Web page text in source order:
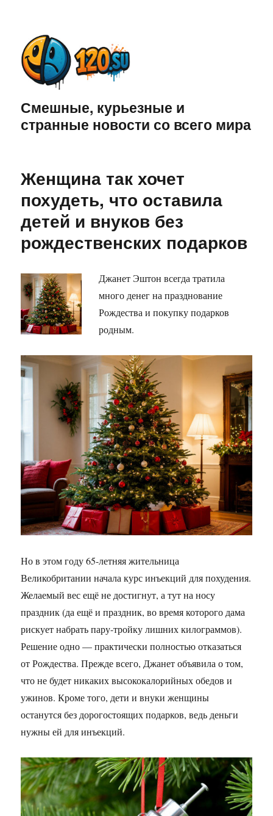
Смешные, курьезные и
странные новости со всего мира
Женщина так хочет
похудеть, что оставила
детей и внуков без
рождественских подарков
Джанет Эштон всегда тратила
много денег на празднование
Рождества и покупку подарков
родным.
Но в этом году 65-летняя жительница
Великобритании начала курс инъекций для похудения.
Желаемый вес ещё не достигнут, а тут на носу
праздник (да ещё и праздник, во время которого дама
рискует набрать пару-тройку лишних килограммов).
Решение одно — практически полностью отказаться
от Рождества. Прежде всего, Джанет объявила о том,
что не будет никаких высококалорийных обедов и
ужинов. Кроме того, дети и внуки женщины
останутся без дорогостоящих подарков, ведь деньги
нужны ей для инъекций.